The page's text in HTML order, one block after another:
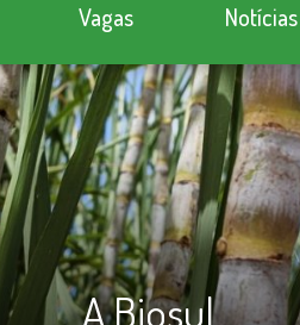
Vagas Notícias
A Biosul